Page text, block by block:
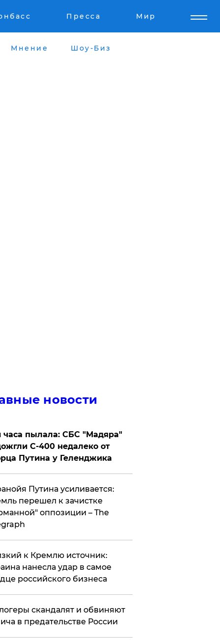
Пресса Мир
Мнение Шоу-Биз
новости
часа пылала: СБС "Мадяра"
С-400 недалеко от
Путина у Геленджика
Путина усиливается:
перешел к зачистке
оппозиции – The
к Кремлю источник:
нанесла удар в самое
российского бизнеса
скандалят и обвиняют
в предательстве России